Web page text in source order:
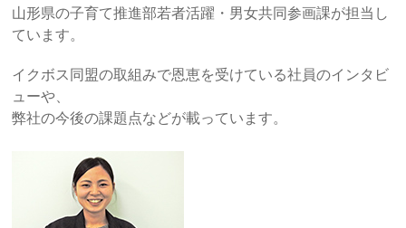
山形県の子育て推進部若者活躍・男女共同参画課が担当し
ています。
イクボス同盟の取組みで恩恵を受けている社員のインタビ
ューや、
弊社の今後の課題点などが載っています。